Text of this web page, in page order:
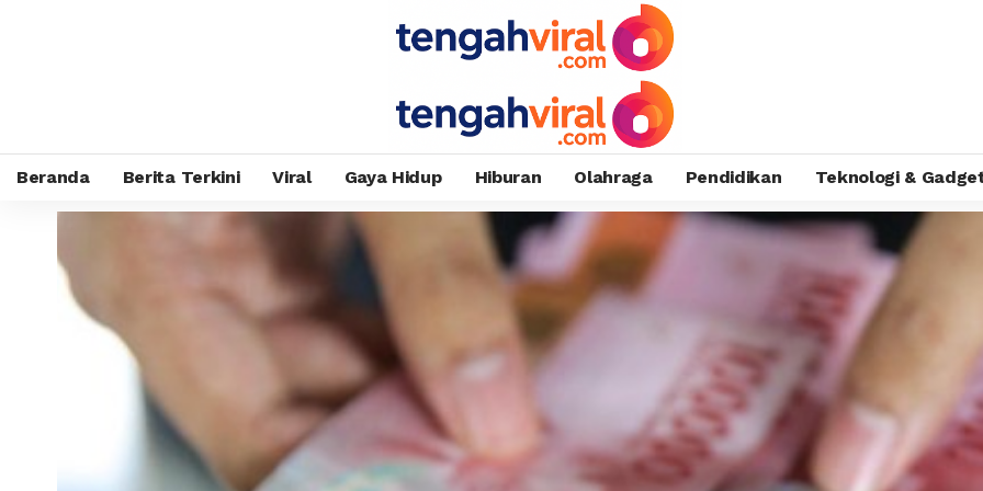
Beranda Berita Terkini Viral Gaya Hidup Hiburan Olahraga Pendidikan Teknologi &